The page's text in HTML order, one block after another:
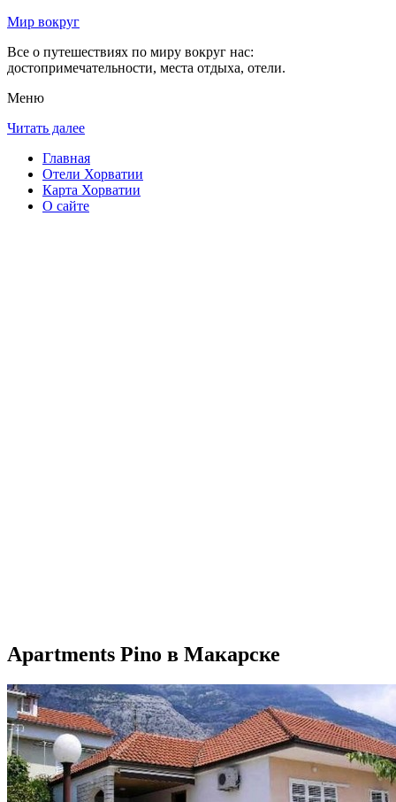
Мир вокруг
Все о путешествиях по миру вокруг нас:
достопримечательности, места отдыха, отели.
Меню
Читать далее
Главная
Отели Хорватии
Карта Хорватии
О сайте
Apartments Pino в Макарске